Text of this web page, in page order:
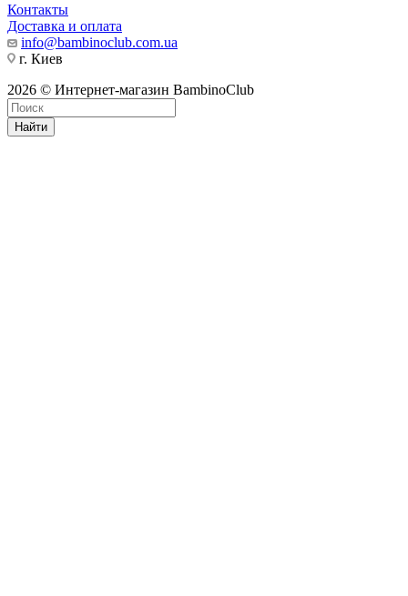
Контакты
Доставка и оплата
info@bambinoclub.com.ua
г. Киев
2026 © Интернет-магазин BambinoClub
Найти